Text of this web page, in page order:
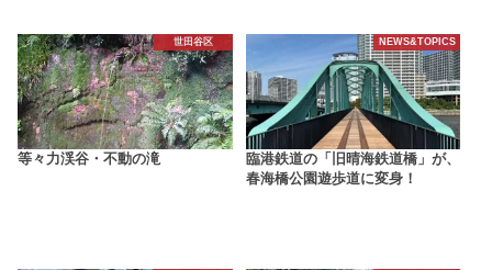
世田谷区
等々力渓谷・不動の滝
NEWS&TOPICS
臨港鉄道の「旧晴海鉄道橋」が、
春海橋公園遊歩道に変身！